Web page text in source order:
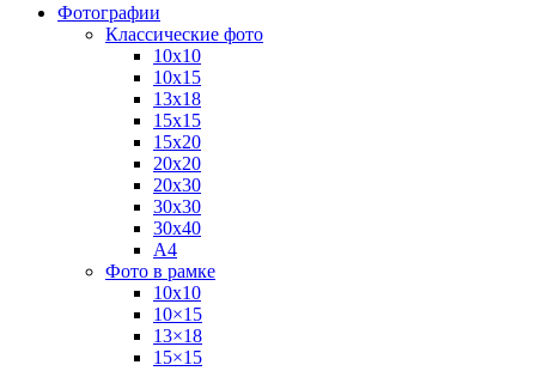
Фотографии
Классические фото
10х10
10х15
13х18
15х15
15х20
20х20
20х30
30х30
30х40
А4
Фото в рамке
10х10
10×15
13×18
15×15